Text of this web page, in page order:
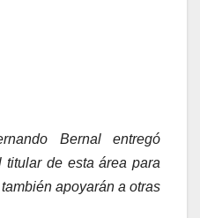
Bernal entregó
titular de esta área para
apoyarán a otras